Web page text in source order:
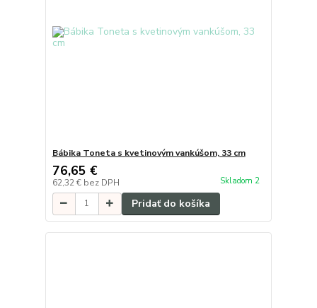
Bábika Toneta s kvetinovým vankúšom, 33 cm
76,65 €
62,32 € bez DPH Skladom 2
Pridať do košíka